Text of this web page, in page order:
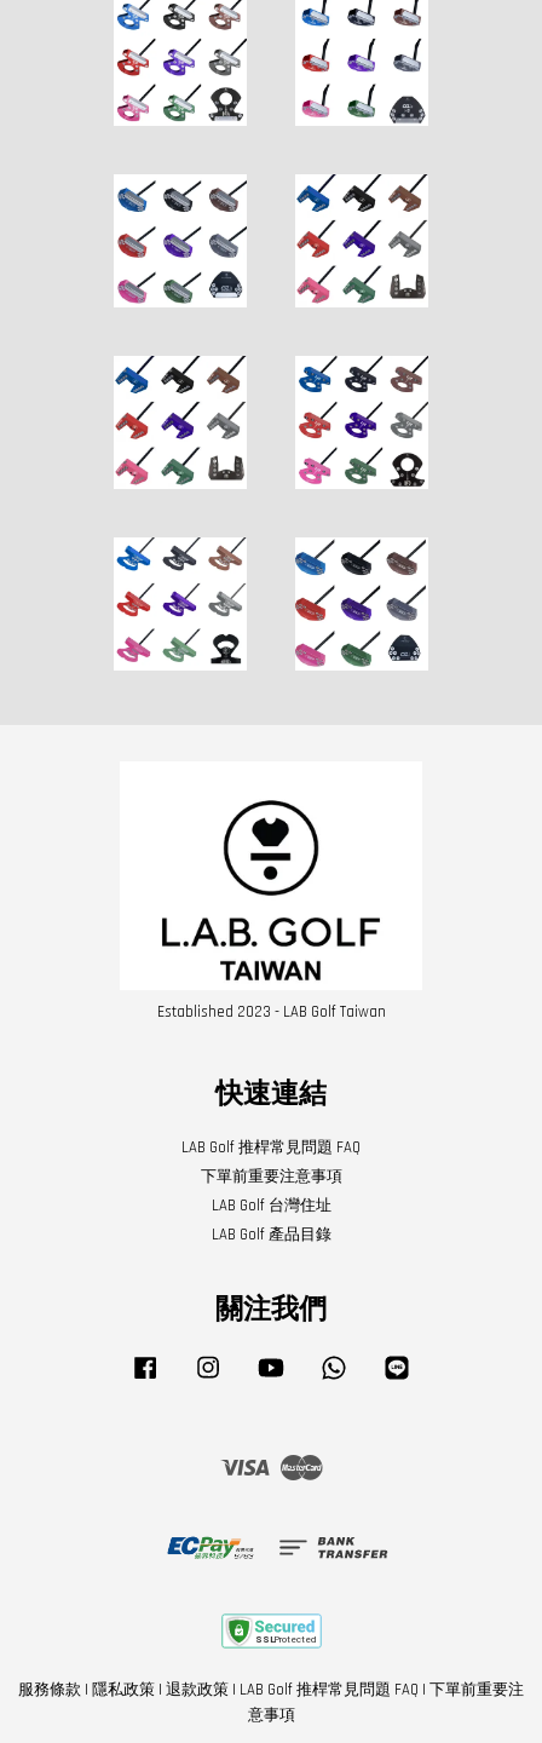
Established 2023 - LAB Golf Taiwan
快速連結
LAB Golf 推桿常見問題 FAQ
下單前重要注意事項
LAB Golf 台灣住址
LAB Golf 產品目錄
關注我們
Facebook Instagram YouTube Whatsapp
Visa Master
服務條款 | 隱私政策 | 退款政策 | LAB Golf 推桿常見問題 FAQ | 下單前重要注
意事項